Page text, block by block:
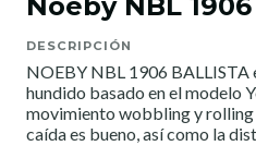
Noeby NBL 1906
DESCRIPCIÓN
NOEBY NBL 1906 BALLISTA
hundido basado en el modelo
movimiento wobbling y rolling
caída es bueno, así como la